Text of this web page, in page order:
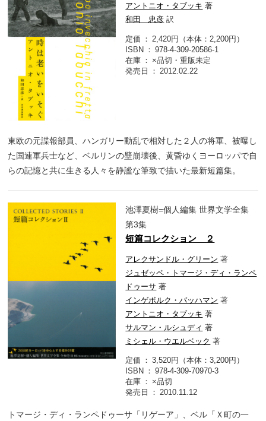
アントニオ・タブッキ 著
和田 忠彦 訳
定価
2,420円（本体：2,200円）
ISBN
978-4-309-20586-1
在庫
×品切・重版未定
発売日
2012.02.22
東欧の元諜報部員、ハンガリー動乱で相対した２人の将軍、被曝し
た国連軍兵士など、ベルリンの壁崩壊後、黄昏ゆくヨーロッパで自
らの記憶と共に生きる人々を静謐な筆致で描いた最新短篇集。
池澤夏樹=個人編集 世界文学全集
第3集
短篇コレクション ２
アレクサンドル・グリーン 著
ジュゼッペ・トマージ・ディ・ランペ
ドゥーサ 著
インゲボルク・バッハマン 著
アントニオ・タブッキ 著
サルマン・ルシュディ 著
ミシェル・ウエルベック 著
定価
3,520円（本体：3,200円）
ISBN
978-4-309-70970-3
在庫
×品切
発売日
2010.11.12
トマージ・ディ・ランペドゥーサ「リゲーア」、ベル「Ｘ町の一